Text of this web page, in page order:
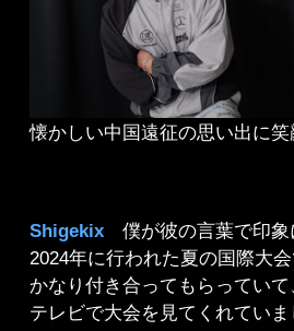
懐かしい中国遠征の思い出に笑
Shigekix 僕が彼の言葉で印象
2024年に行われた夏の国際大
かなり付き合ってもらってい
テレビで大会を見てくれていま